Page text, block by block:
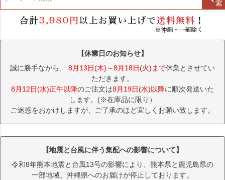
索
【休業日のお知らせ】
誠に勝手ながら、 8月13日(木)～8月18日(火)まで休業とさせてい
ただきます。
8月12日(水)正午以降のご注文は8月19日(水)以降に順次発送いた
します。(※在庫品に限り）
ご迷惑をおかけしますが、ご了承のほど宜しくお願い致します。
【地震と台風に伴う集配への影響について】
令和8年熊本地震と台風13号の影響により、熊本県と鹿児島県の
一部地域、沖縄県へのお届けが停止しております。